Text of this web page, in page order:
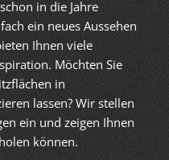
in die Jahre
ein neues Aussehen
Ihnen viele
Möchten Sie
in
lassen? Wir stellen
ein und zeigen Ihnen
können.